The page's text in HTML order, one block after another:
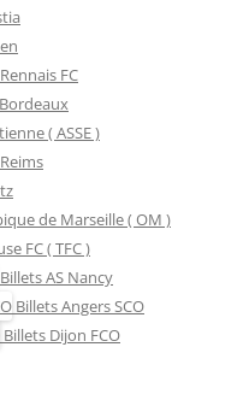
FC
( ASSE )
de Marseille ( OM )
FC ( TFC )
BilletsAS Nancy
BilletsAngers SCO
Billets Dijon FCO